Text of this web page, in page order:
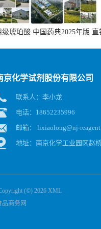
级琥珀酸 中国药典2025年版 直
京化学试剂股份有限公司
联系人：李小龙
电话：18652235996
邮箱： lixiaolong@nj-
地址：南京化学工业园区赵
(©) 2026 XML
品商务网